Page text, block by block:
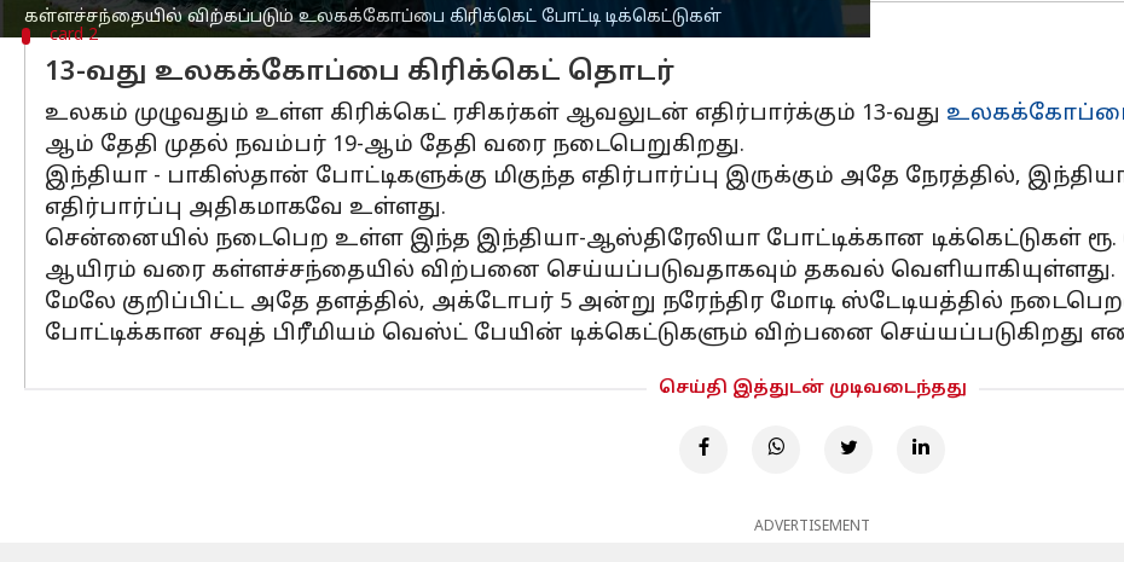
கள்ளச்சந்தையில் விற்கப்படும் உலகக்கோப்பை கிரிக்கெட் போட்டி டிக்கெட்டுகள்
card 2
13-வது உலகக்கோப்பை கிரிக்கெட் தொடர்
உலகம் முழுவதும் உள்ள கிரிக்கெட் ரசிகர்கள் ஆவலுடன் எதிர்பார்க்கும் 13-வது
ஆம் தேதி முதல் நவம்பர் 19-ஆம் தேதி வரை நடைபெறுகிறது.
இந்தியா - பாகிஸ்தான் போட்டிகளுக்கு மிகுந்த எதிர்பார்ப்பு இருக்கும் அதே நேரத்தில்,
எதிர்பார்ப்பு அதிகமாகவே உள்ளது.
சென்னையில் நடைபெற உள்ள இந்த இந்தியா-ஆஸ்திரேலியா போட்டிக்கான டிக்கெட்டுகள் ரூ.
ஆயிரம் வரை கள்ளச்சந்தையில் விற்பனை செய்யப்படுவதாகவும் தகவல் வெளியாகியுள்ளது.
மேலே குறிப்பிட்ட அதே தளத்தில், அக்டோபர் 5 அன்று நரேந்திர மோடி ஸ்டேடியத்தில்
போட்டிக்கான சவுத் பிரீமியம் வெஸ்ட் பேயின் டிக்கெட்டுகளும் விற்பனை செய்யப்படுகிறது
செய்தி இத்துடன் முடிவடைந்தது
ADVERTISEMENT